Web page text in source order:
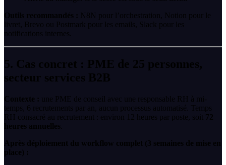
Outils recommandés : N8N pour l’orchestration, Notion pour le
livret, Brevo ou Postmark pour les emails, Slack pour les
notifications internes.
5. Cas concret : PME de 25 personnes,
secteur services B2B
Contexte : une PME de conseil avec une responsable RH à mi-
temps, 6 recrutements par an, aucun processus automatisé. Temps
RH consacré au recrutement : environ 12 heures par poste, soit 72
heures annuelles
Après déploiement du workflow complet (3 semaines de mise en
place) :